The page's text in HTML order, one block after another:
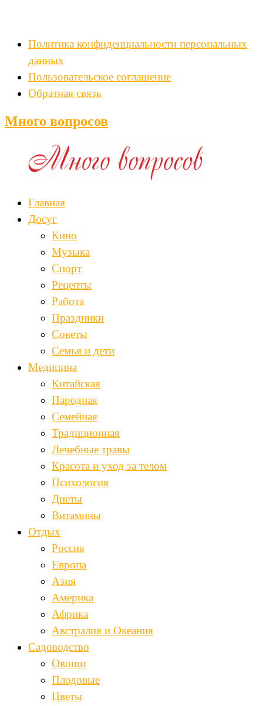
Политика конфиденциальности персональных
данных
Пользовательское соглашение
Обратная связь
Много вопросов
Главная
Досуг
Кино
Музыка
Спорт
Рецепты
Работа
Праздники
Советы
Семья и дети
Медицина
Китайская
Народная
Семейная
Традиционная
Лечебные травы
Красота и уход за телом
Психология
Диеты
Витамины
Отдых
Россия
Европа
Азия
Америка
Африка
Австралия и Океания
Садоводство
Овощи
Плодовые
Цветы